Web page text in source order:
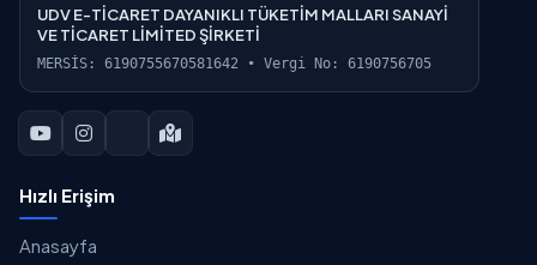
UDV E-TİCARET DAYANIKLI TÜKETİM MALLARI SANAYİ
VE TİCARET LİMİTED ŞİRKETİ
MERSİS: 6190755670581642 • Vergi No: 6190756705
Hızlı Erişim
Anasayfa